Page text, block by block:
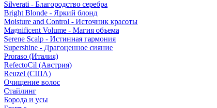
Silverati - Благородство серебра
Bright Blonde - Яркий блонд
Moisture and Control - Источник красоты
Magnificent Volume - Магия объема
Serene Scalp - Истинная гармония
Supershine - Драгоценное сияние
Proraso (Италия)
RefectoCil (Австрия)
Reuzel (США)
Очищение волос
Стайлинг
Борода и усы